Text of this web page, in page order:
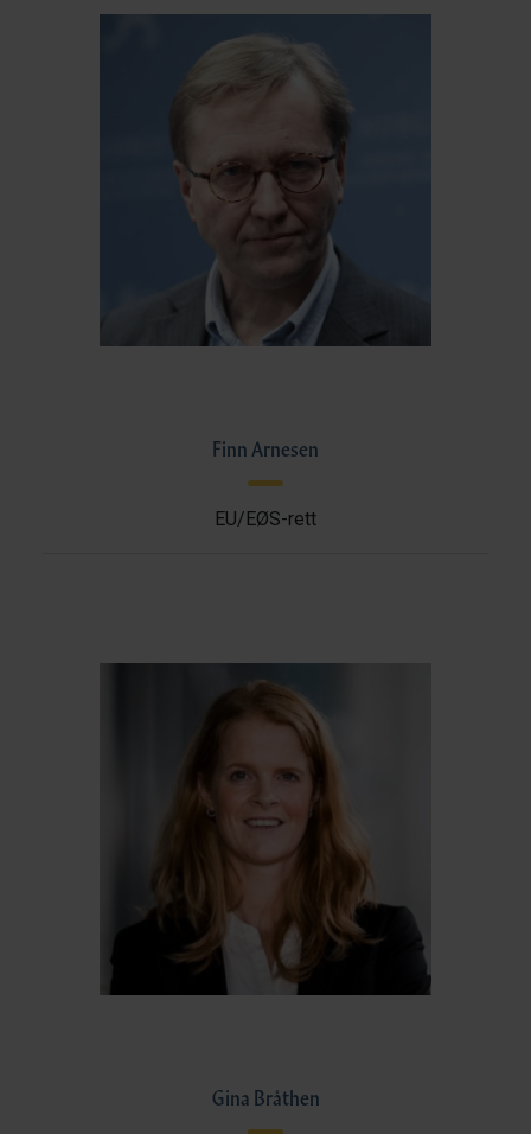
Finn Arnesen
EU/EØS-rett
Gina Bråthen